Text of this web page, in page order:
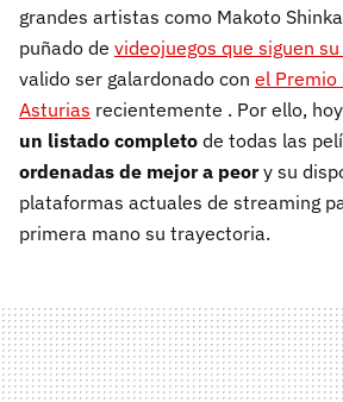
grandes artistas como Makoto
puñado de videojuegos que siguen
valido ser galardonado con el Premio
Asturias recientemente . Por ello,
un listado completo de todas las
ordenadas de mejor a peory su
plataformas actuales de streaming
primera mano su trayectoria.